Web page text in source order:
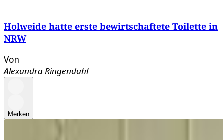
Holweide hatte erste bewirtschaftete Toilette in
NRW
Von
Alexandra Ringendahl
Merken